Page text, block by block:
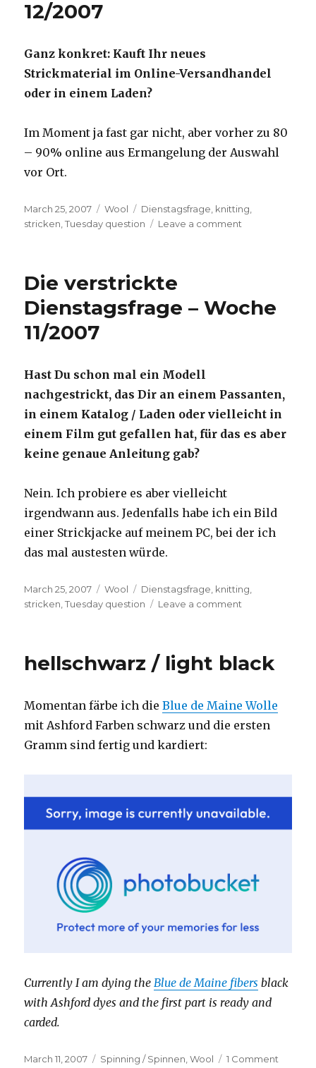
12/2007
Ganz konkret: Kauft Ihr neues
Strickmaterial im Online-Versandhandel
oder in einem Laden?
Im Moment ja fast gar nicht, aber vorher zu 80
– 90% online aus Ermangelung der Auswahl
vor Ort.
Posted
on
March 25, 2007 Categories
Wool Tags
Dienstagsfrage knitting
stricken ,Tuesday question Leave a comment
12/2007
Die verstrickte
Dienstagsfrage – Woche
11/2007
Hast Du schon mal ein Modell
nachgestrickt, das Dir an einem Passanten,
in einem Katalog / Laden oder vielleicht in
einem Film gut gefallen hat, für das es aber
keine genaue Anleitung gab?
Nein. Ich probiere es aber vielleicht
irgendwann aus. Jedenfalls habe ich ein Bild
einer Strickjacke auf meinem PC, bei der ich
das mal austesten würde.
Posted
on
March 25, 2007 Categories
Wool Tags
Dienstagsfrage knitting
stricken ,Tuesday question Leave a comment
–
hellschwarz / light black
Momentan färbe ich dieBlue de Maine Wolle
mit Ashford Farben schwarz und die ersten
Gramm sind fertig und kardiert:
Currently I am dying the Blue de Maine fibers black
with Ashford dyes and the first part is ready and
carded.
Posted
March 11, 2007 Categories
Spinning / Spinnen ,Wool 1 Comment